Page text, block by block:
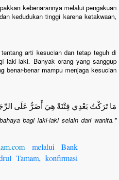
kebenarannya melalui pengakuan
kedudukan tinggi karena ketakwaan,
arti kesucian dan tetap teguh di
laki-laki. Banyak orang yang sanggup
benar-benar mampu menjaga kesucian
مَا تَرَكْتُ بَعْدِي فِتْنَةً هِيَ أَضَرُّ عَلَى
bagi laki-laki selain dari wanita."
melalui Bank
Tamam, konfirmasi